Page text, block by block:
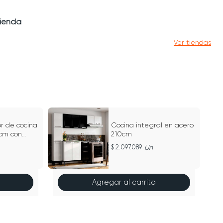
Ver tiendas
de cocina
con
Cocina integral en acero
210cm
2.097.089 Un
Agregar al carrito